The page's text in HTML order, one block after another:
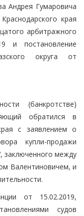
Андрея Гумаровича
края
арбитражного
и постановление
округа от
(банкротстве)
обратился в
с заявлением о
купли-продажи
заключенного между
Валентиновичем, и
от 15.02.2019,
судов